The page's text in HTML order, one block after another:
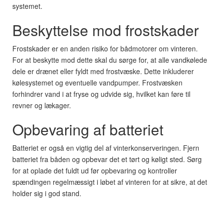
systemet.
Beskyttelse mod frostskader
Frostskader er en anden risiko for bådmotorer om vinteren.
For at beskytte mod dette skal du sørge for, at alle vandkølede
dele er drænet eller fyldt med frostvæske. Dette inkluderer
kølesystemet og eventuelle vandpumper. Frostvæsken
forhindrer vand i at fryse og udvide sig, hvilket kan føre til
revner og lækager.
Opbevaring af batteriet
Batteriet er også en vigtig del af vinterkonserveringen. Fjern
batteriet fra båden og opbevar det et tørt og køligt sted. Sørg
for at oplade det fuldt ud før opbevaring og kontroller
spændingen regelmæssigt i løbet af vinteren for at sikre, at det
holder sig i god stand.